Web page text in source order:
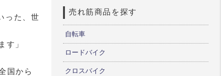
った、世
す」
国から
売れ筋商品を探す
自転車
ロードバイク
クロスバイク